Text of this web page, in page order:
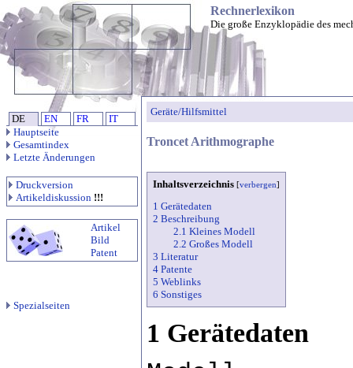
Rechnerlexikon
Die große Enzyklopädie des
DE EN FR
IT
Hauptseite
Gesamtindex
Letzte Änderungen
Druckversion
Artikeldiskussion !!!
Artikel
Bild
Patent
Spezialseiten
Geräte/Hilfsmittel
Troncet Arithmographe
Inhaltsverzeichnis [verbergen]
1 Gerätedaten
2 Beschreibung
2.1 Kleines Modell
2.2 Großes Modell
3 Literatur
4 Patente
5 Weblinks
6 Sonstiges
1 Gerätedaten